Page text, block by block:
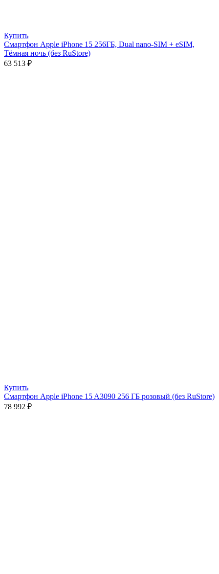
Купить
Смартфон Apple iPhone 15 256ГБ, Dual nano-SIM + eSIM,
Тёмная ночь (без RuStore)
63 513 ₽
Купить
Смартфон Apple iPhone 15 A3090 256 ГБ розовый (без RuStore)
78 992 ₽